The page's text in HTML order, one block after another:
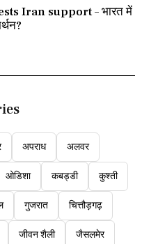
Iran support – भारत में
अपराध अलवर
ओडिशा कबड्डी कुश्ती
गुजरात चित्तौड़गढ़
जीवन शैली जैसलमेर